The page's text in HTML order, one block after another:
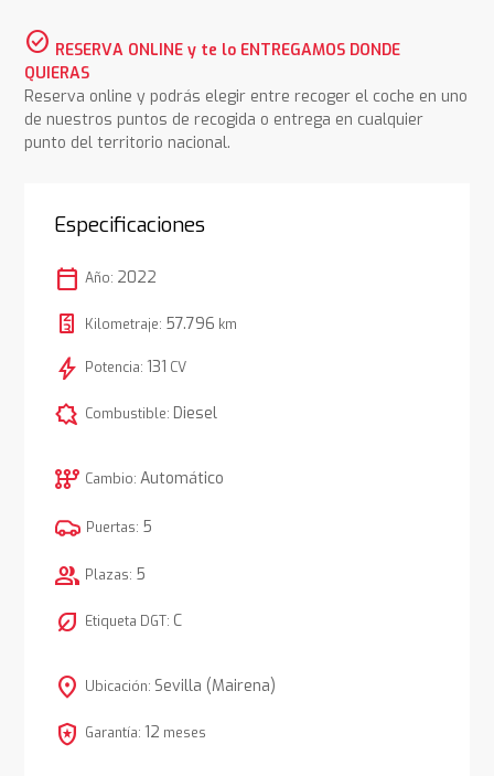
check_circle RESERVA ONLINE y te lo ENTREGAMOS DONDE
QUIERAS
Reserva online y podrás elegir entre recoger el coche en uno
de nuestros puntos de recogida o entrega en cualquier
punto del territorio nacional.
Especificaciones
calendar_today Año: 2022
Kilometraje: 57.796 km
bolt Potencia: 131 CV
comic_bubble Combustible: Diesel
auto_transmission Cambio: Automático
Puertas: 5
group Plazas: 5
nest_eco_leaf Etiqueta DGT: C
location_on Ubicación: Sevilla (Mairena)
local_police Garantía: 12 meses